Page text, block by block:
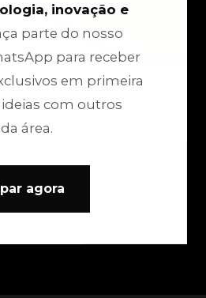
inovação e
parte do nosso
para receber
em primeira
com outros
área.
agora